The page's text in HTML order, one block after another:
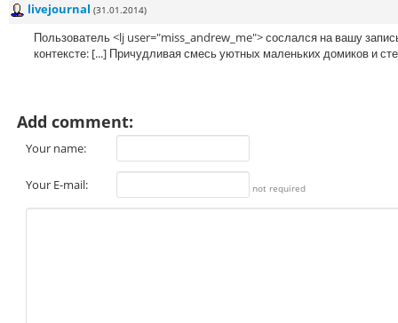
livejournal (31.01.2014)
Пользователь <lj user="miss_andrew_me"> сослался на вашу
контексте: [...] Причудливая смесь уютных маленьких домиков и
Add comment:
Your name:
Your E-mail: not required